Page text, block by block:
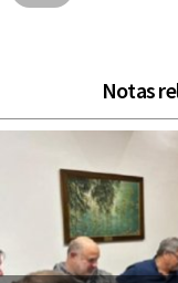
Notas